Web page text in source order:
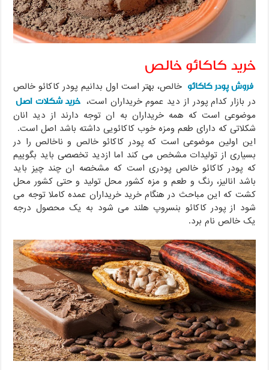
خرید کاکائو خالص
فروش پودر کاکائو خالص، بهتر است اول بدانیم پودر کاکائو خالص
در بازار کدام پودر از دید عموم خریداران است، خرید شکلات اصل
موضوعی است که همه خریداران به ان توجه دارند از دید انان
شکلاتی که دارای طعم ومزه خوب کاکائویی داشته باشد اصل است.
این اولین موضوعی است که پودر کاکائو خالص و ناخالص را در
بسیاری از تولیدات مشخص می کند اما ازدید تخصصی باید بگوییم
که پودر کاکائو خالص پودری است که مشخصه ان چند چیز باید
باشد انالیز، رنگ و طعم و مزه کشور محل تولید و حتی کشور محل
کشت که این مباحث در هنگام خرید خریداران عمده کاملا توجه می
شود از پودر کاکائو بنسروپ هلند می شود به یک محصول درجه
یک خالص نام برد.